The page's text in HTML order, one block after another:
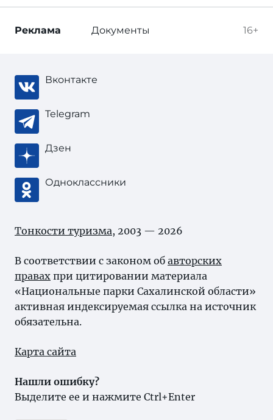
16+
Реклама Документы
Вконтакте
Telegram
Дзен
Одноклассники
Тонкости туризма, 2003 — 2026
В соответствии с законом об авторских
правах при цитировании материала
«Национальные парки Сахалинской области»
активная индексируемая ссылка на источник
обязательна.
Карта сайта
Нашли ошибку?
Выделите ее и нажмите Ctrl+Enter